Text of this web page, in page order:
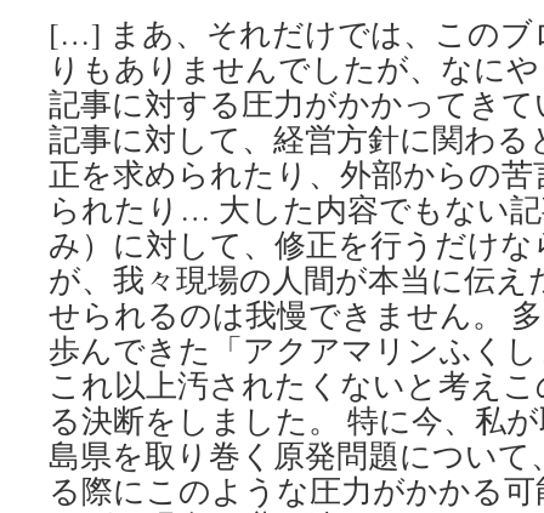
[…] まあ、それだけでは、このブ
りもありませんでしたが、なに
記事に対する圧力がかかってき
記事に対して、経営方針に関わ
正を求められたり、外部からの
られたり… 大した内容でもない
み）に対して、修正を行うだけ
が、我々現場の人間が本当に伝
せられるのは我慢できません。
歩んできた「アクアマリンふく
これ以上汚されたくないと考え
る決断をしました。 特に今、私
島県を取り巻く原発問題について
る際にこのような圧力がかかる